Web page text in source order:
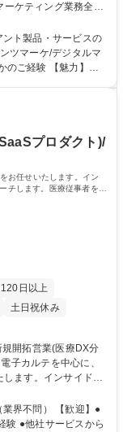
ーケティング業務全般
し、社会課題解決に
行 ●Web広告配信の
よるサーチエンジン
頼によるコンテンツ
ト製品・サービスの
ツマーケ/デジタルマ
【魅力】フ
。顧客が開業・経営
味を持っていただけ
いただけます。 学
語学力： 資格：
プロダクト)/
お任せいたします。イン
チします。医療従事者をサ
日以上
土日祝休み
ます。インサイドセ
チします。医療従事
他社のシステムを導
界不問） 【歓迎】●
験 ●他社サービスから